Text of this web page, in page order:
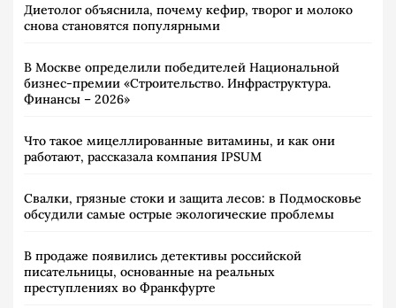
Диетолог объяснила, почему кефир, творог и молоко
снова становятся популярными
В Москве определили победителей Национальной
бизнес-премии «Строительство. Инфраструктура.
Финансы – 2026»
Что такое мицеллированные витамины, и как они
работают, рассказала компания IPSUM
Свалки, грязные стоки и защита лесов: в Подмосковье
обсудили самые острые экологические проблемы
В продаже появились детективы российской
писательницы, основанные на реальных
преступлениях во Франкфурте